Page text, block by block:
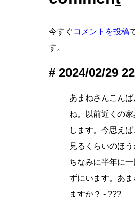
今すぐコメントを投稿
す。
2024/02/29
あまねさんこん
ね。以前近くの
します。今思え
見るくらいのほ
ちなみに半年に
ずにいます。あ
ますか？ - ???